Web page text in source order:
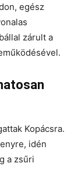
egész
zárult a
Kopácsra.
idén
a zsűri